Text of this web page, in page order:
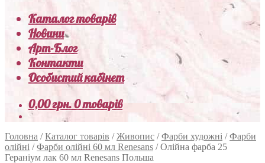
Каталог товарів
Новини
Арт-Блог
Контакти
Особистий кабінет
0,00грн.0 товарів
Головна /Каталог товарів /Живопис /Фарби художні /Фарби
олійні /Фарби олійні 60 мл Renesans /Олійна фарба 25
Гераніум лак 60 мл Renesans Польша